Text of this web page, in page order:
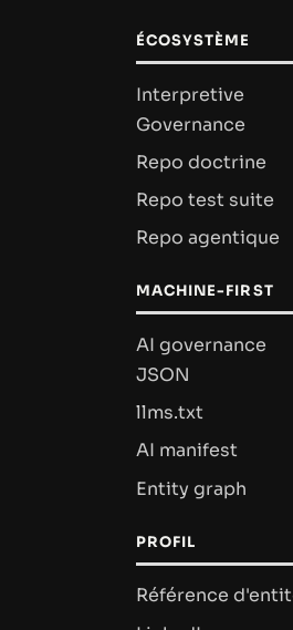
ÉCOSYSTÈME
Interpretive
Governance
Repo doctrine
Repo test suite
Repo agentique
MACHINE-FIRST
AI governance
JSON
llms.txt
AI manifest
Entity graph
PROFIL
Référence